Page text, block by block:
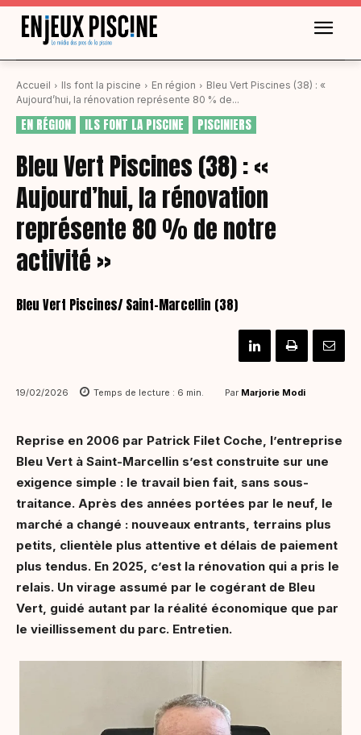
Accueil Ils font la piscine En région
Bleu Vert Piscines (38) : «
Aujourd’hui, la rénovation représente 80 % de...
EN RÉGION ILS FONT LA PISCINE PISCINIERS
Bleu Vert Piscines (38) : «
Aujourd’hui, la rénovation
représente 80 % de notre
activité »
Bleu Vert Piscines/ Saint-Marcellin (38)
19/02/2026 Temps de lecture : 6 min. Par Marjorie Modi
Reprise en 2006 par Patrick Filet Coche, l’entreprise
Bleu Vert à Saint-Marcellin s’est construite sur une
exigence simple : le travail bien fait, sans sous-
traitance. Après des années portées par le neuf, le
marché a changé : nouveaux entrants, terrains plus
petits, clientèle plus attentive et délais de paiement
plus tendus. En 2025, c’est la rénovation qui a pris le
relais. Un virage assumé par le cogérant de Bleu
Vert, guidé autant par la réalité économique que par
le vieillissement du parc. Entretien.